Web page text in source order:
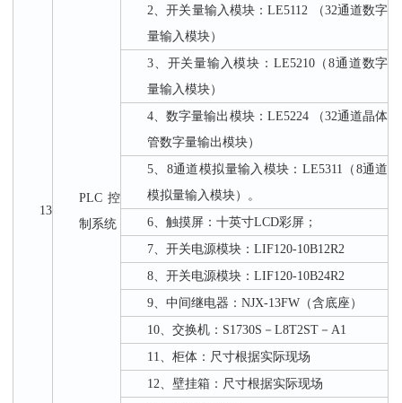
13
PLC控
制系统
2、开关量输入模块：LE5112 （32通道数字
量输入模块）
3、开关量输入模块：LE5210（8通道数字
量输入模块）
4、数字量输出模块：LE5224 （32通道晶体
管数字量输出模块）
5、8通道模拟量输入模块：LE5311（8通道
模拟量输入模块）。
6、触摸屏：十英寸LCD彩屏；
7、开关电源模块：LIF120-10B12R2
8、开关电源模块：LIF120-10B24R2
9、中间继电器：NJX-13FW（含底座）
10、交换机：S1730S－L8T2ST－A1
11、柜体：尺寸根据实际现场
12、壁挂箱：尺寸根据实际现场